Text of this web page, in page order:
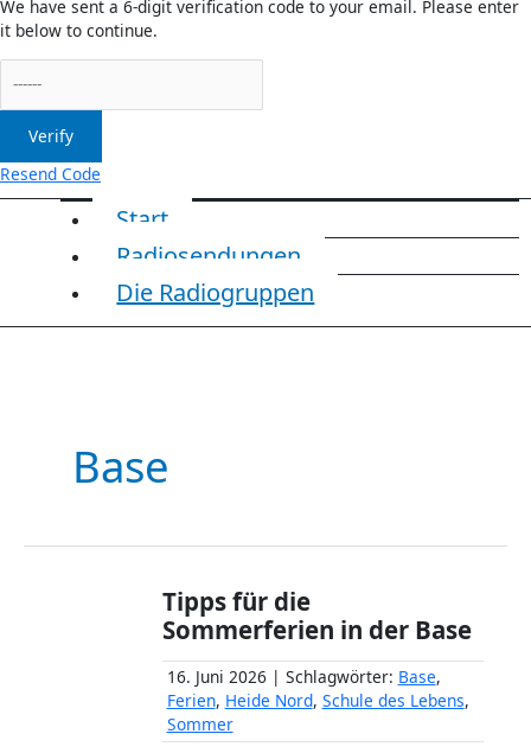
We have sent a 6-digit verification code to your email. Please enter
it below to continue.
Verify
Resend Code
Start
Radiosendungen
Die Radiogruppen
Base
Tipps für die
Sommerferien in der Base
16. Juni 2026 | Schlagwörter: Base,
Ferien, Heide Nord, Schule des Lebens,
Sommer